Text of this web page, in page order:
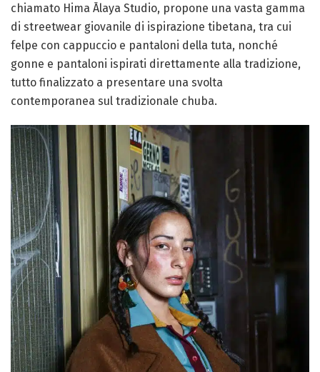
chiamato Hima Ālaya Studio, propone una vasta gamma
di streetwear giovanile di ispirazione tibetana, tra cui
felpe con cappuccio e pantaloni della tuta, nonché
gonne e pantaloni ispirati direttamente alla tradizione,
tutto finalizzato a presentare una svolta
contemporanea sul tradizionale chuba.